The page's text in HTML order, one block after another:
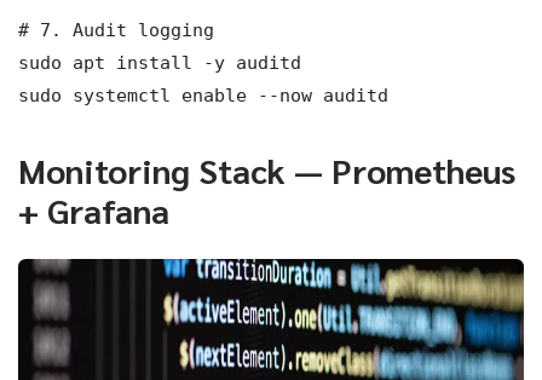
# 7. Audit logging
sudo apt install -y auditd
sudo systemctl enable --now auditd
Monitoring Stack — Prometheus
+ Grafana